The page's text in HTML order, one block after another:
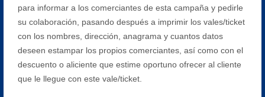
para informar a los comerciantes de esta campaña y pedirle
su colaboración, pasando después a imprimir los vales/ticket
con los nombres, dirección, anagrama y cuantos datos
deseen estampar los propios comerciantes, así como con el
descuento o aliciente que estime oportuno ofrecer al cliente
que le llegue con este vale/ticket.